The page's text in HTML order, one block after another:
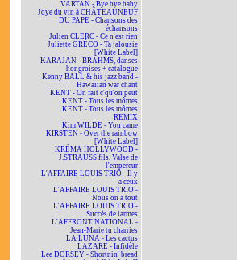
VARTAN - Bye bye baby
Joye du vin à CHÂTEAUNEUF
DU PAPE - Chansons des
échansons
Julien CLERC - Ce n'est rien
Juliette GRÉCO - Ta jalousie
[White Label]
KARAJAN - BRAHMS, danses
hongroises + catalogue
Kenny BALL & his jazz band -
Hawaiian war chant
KENT - On fait c'qu'on peut
KENT - Tous les mômes
KENT - Tous les mômes
REMIX
Kim WILDE - You came
KIRSTEN - Over the rainbow
[White Label]
KRÉMA HOLLYWOOD -
J.STRAUSS fils, Valse de
l'empereur
L'AFFAIRE LOUIS TRIO - Il y
a ceux
L'AFFAIRE LOUIS TRIO -
Nous on a tout
L'AFFAIRE LOUIS TRIO -
Succès de larmes
L'AFFRONT NATIONAL -
Jean-Marie tu charries
LA LUNA - Les cactus
LAZARE - Infidèle
Lee DORSEY - Shortnin' bread